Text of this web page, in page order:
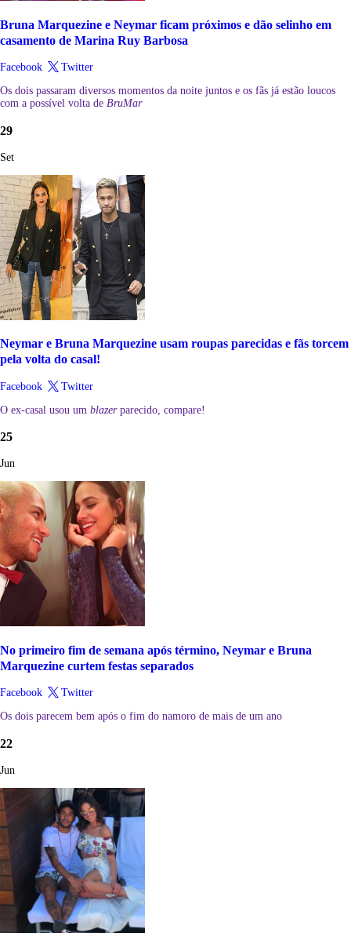
Bruna Marquezine e Neymar ficam próximos e dão selinho em
casamento de Marina Ruy Barbosa
Facebook
Twitter
Os dois passaram diversos momentos da noite juntos e os fãs já estão loucos
com a possível volta de BruMar
29
Set
Neymar e Bruna Marquezine usam roupas parecidas e fãs torcem
pela volta do casal!
Facebook
Twitter
O ex-casal usou um blazerparecido, compare!
25
Jun
No primeiro fim de semana após término, Neymar e Bruna
Marquezine curtem festas separados
Facebook
Twitter
Os dois parecem bem após o fim do namoro de mais de um ano
22
Jun